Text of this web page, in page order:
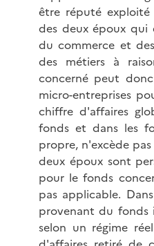
être réputé exploité
des deux époux qui
du commerce et
des métiers à
concerné peut
micro-entreprises
chiffre d'affaires
fonds et dans les
propre, n'excède
deux époux sont
pour le fonds
pas applicable.
provenant du
selon un régime